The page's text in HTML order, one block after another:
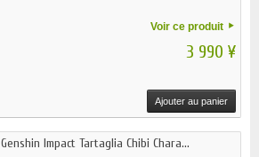
Voir ce produit
3 990 ¥
Ajouter au panier
Genshin Impact Tartaglia Chibi Chara...